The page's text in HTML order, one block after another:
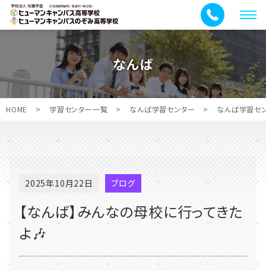
メ
ニ
ュ
ー
なんば
HOME > 学習センター一覧 > なんば学習センター > なんば学習セ
2025年10月22日 ブログ
【なんば】みんなの母校に行ってきた
よ🎶